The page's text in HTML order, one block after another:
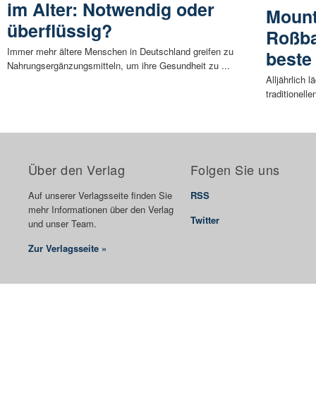
im Alter: Notwendig oder
überflüssig?
Immer mehr ältere Menschen in Deutschland greifen zu
Nahrungsergänzungsmitteln, um ihre Gesundheit zu ...
Alljährlich
Über den Verlag
Auf unserer Verlagsseite finden Sie
mehr Informationen über den Verlag
und unser Team.
Zur Verlagsseite »
Folgen Sie uns
RSS
Twitter